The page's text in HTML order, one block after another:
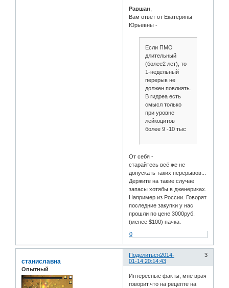
Равшан
Вам ответ от Екатерины
Юрьевны -
Если ПМО
длительный
(более2 лет), то
1-недельный
перерыв не
должен повлиять.
В гидреа есть
смысл только
при уровне
лейкоцитов
более 9 -10 тыс
От себя -
старайтесь всё же не
допускать таких перерывов...
Держите на такие случае
запасы хотябы в дженериках.
Например из России. Говорят
последние закупки у нас
прошли по цене 3000руб.
(менее $100) пачка.
0
Поделиться 3
2014-
01-14 20:14:43
станиславна
Опытный
Интересные факты, мне врач
говорит,что на рецепте на